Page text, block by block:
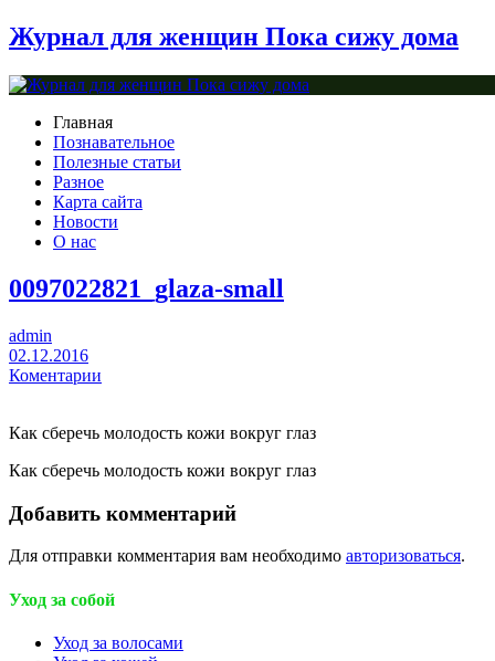
Журнал для женщин Пока сижу дома
Главная
Познавательное
Полезные статьи
Разное
Карта сайта
Новости
О нас
0097022821_glaza-small
admin
02.12.2016
Коментарии
Как сберечь молодость кожи вокруг глаз
Как сберечь молодость кожи вокруг глаз
Добавить комментарий
Для отправки комментария вам необходимо авторизоваться.
Уход за собой
Уход за волосами